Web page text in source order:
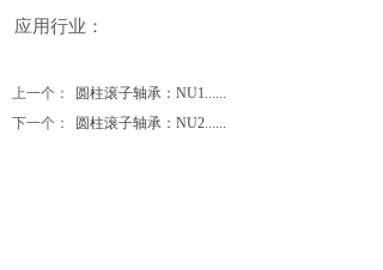
应用行业：
上一个：
圆柱滚子轴承：NU1......
下一个：
圆柱滚子轴承：NU2......